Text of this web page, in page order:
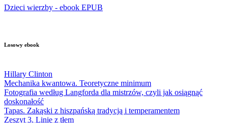
Dzieci wierzby - ebook EPUB
Losowy ebook
Hillary Clinton
Mechanika kwantowa. Teoretyczne minimum
Fotografia według Langforda dla mistrzów, czyli jak osiągnąć
doskonałość
Tapas. Zakąski z hiszpańską tradycją i temperamentem
Zeszyt 3. Linie z tłem